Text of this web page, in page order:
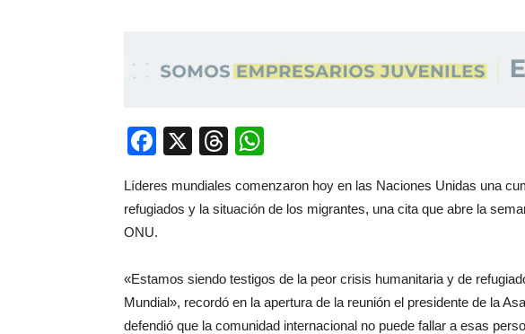
Facebook
X Threads
Líderes mundiales comenzaron hoy en las Naciones Unidas una
refugiados y la situación de los migrantes, una cita que abre la
ONU.
«Estamos siendo testigos de la peor crisis humanitaria y de
Mundial», recordó en la apertura de la reunión el presidente de la
defendió que la comunidad internacional no puede fallar a esas